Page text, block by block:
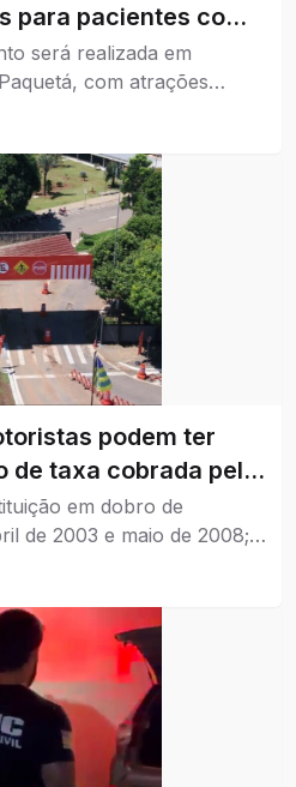
para pacientes com
será realizada em
com atrações
podem ter
de taxa cobrada pelo
em dobro de
de 2003 e maio de 2008;